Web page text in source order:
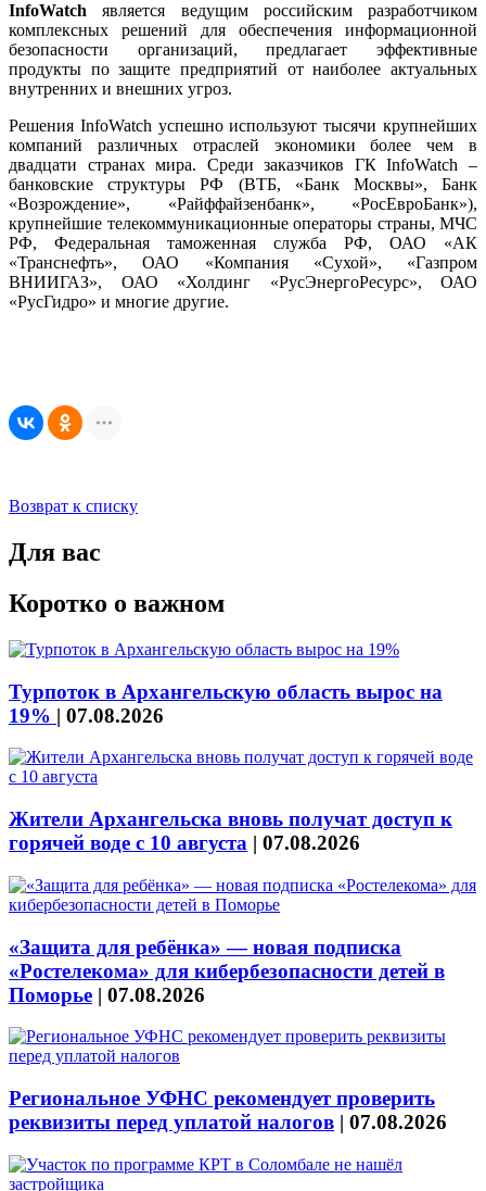
InfoWatch является ведущим российским разработчиком
комплексных решений для обеспечения информационной
безопасности организаций, предлагает эффективные
продукты по защите предприятий от наиболее актуальных
внутренних и внешних угроз.
Решения InfoWatch успешно используют тысячи крупнейших
компаний различных отраслей экономики более чем в
двадцати странах мира. Среди заказчиков ГК InfoWatch –
банковские структуры РФ (ВТБ, «Банк Москвы», Банк
«Возрождение», «Райффайзенбанк», «РосЕвроБанк»),
крупнейшие телекоммуникационные операторы страны, МЧС
РФ, Федеральная таможенная служба РФ, ОАО «АК
«Транснефть», ОАО «Компания «Сухой», «Газпром
ВНИИГАЗ», ОАО «Холдинг «РусЭнергоРесурс», ОАО
«РусГидро» и многие другие.
Возврат к списку
Для вас
Коротко о важном
Турпоток в Архангельскую область вырос на
19% | 07.08.2026
Жители Архангельска вновь получат доступ к
горячей воде с 10 августа | 07.08.2026
«Защита для ребёнка» — новая подписка
«Ростелекома» для кибербезопасности детей в
Поморье | 07.08.2026
Региональное УФНС рекомендует проверить
реквизиты перед уплатой налогов | 07.08.2026